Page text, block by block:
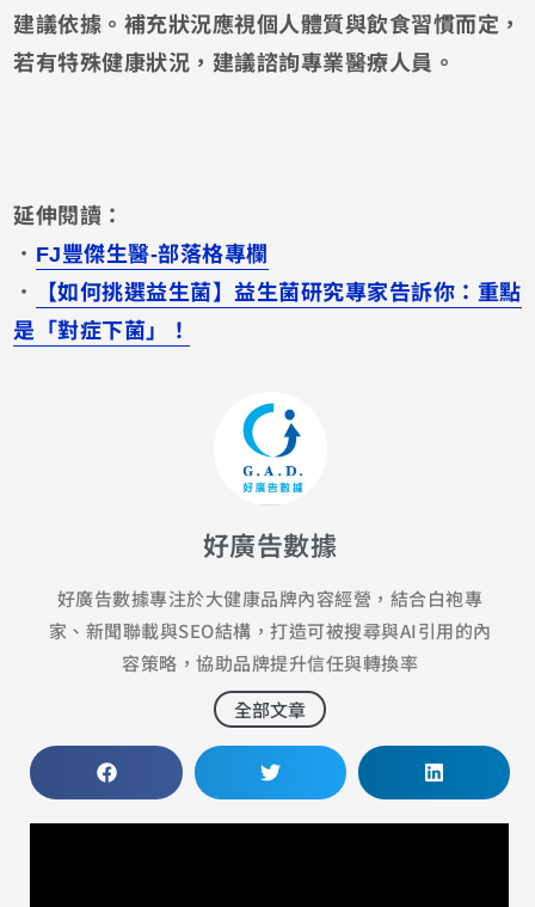
建議依據。補充狀況應視個人體質與飲食習慣而定，
若有特殊健康狀況，建議諮詢專業醫療人員。
延伸閱讀：
． FJ豐傑生醫-部落格專欄
．
【如何挑選益生菌】益生菌研究專家告訴你：重點
是「對症下菌」！
好廣告數據
好廣告數據專注於大健康品牌內容經營，結合白袍專
家、新聞聯載與SEO結構，打造可被搜尋與AI引用的內
容策略，協助品牌提升信任與轉換率
全部文章